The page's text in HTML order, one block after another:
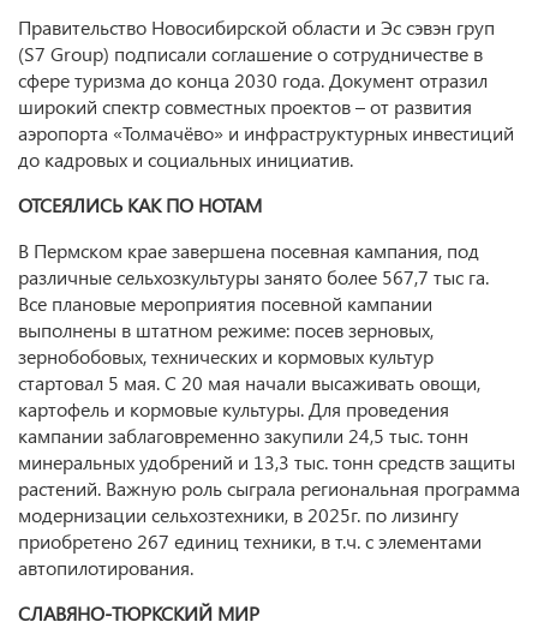
Правительство Новосибирской области и Эс сэвэн груп
(S7 Group) подписали соглашение о сотрудничестве в
сфере туризма до конца 2030 года. Документ отразил
широкий спектр совместных проектов – от развития
аэропорта «Толмачёво» и инфраструктурных инвестиций
до кадровых и социальных инициатив.
ОТСЕЯЛИСЬ КАК ПО НОТАМ
В Пермском крае завершена посевная кампания, под
различные сельхозкультуры занято более 567,7 тыс га.
Все плановые мероприятия посевной кампании
выполнены в штатном режиме: посев зерновых,
зернобобовых, технических и кормовых культур
стартовал 5 мая. С 20 мая начали высаживать овощи,
картофель и кормовые культуры. Для проведения
кампании заблаговременно закупили 24,5 тыс. тонн
минеральных удобрений и 13,3 тыс. тонн средств защиты
растений. Важную роль сыграла региональная программа
модернизации сельхозтехники, в 2025г. по лизингу
приобретено 267 единиц техники, в т.ч. с элементами
автопилотирования.
СЛАВЯНО-ТЮРКСКИЙ МИР